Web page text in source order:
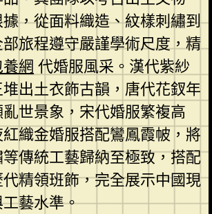
，從面料織造、紋樣刺繡到
旅程遵守嚴謹學術尺度，精
網 代婚服風采。漢代紫紗
出土衣飾古韻，唐代花釵年
世景象，宋代婚服繁複高
織金婚服搭配鸞鳳霞帔，將
傳統工藝歸納至極致，搭配
精領班飾，完全展示中國現
藝水準。